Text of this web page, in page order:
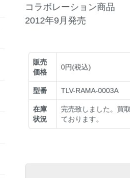
コラボレーション商品
2012年9月発売
販売
価格
0円(税込)
型番 TLV-RAMA-0003A
在庫
状況
完売致しました。買
ております。